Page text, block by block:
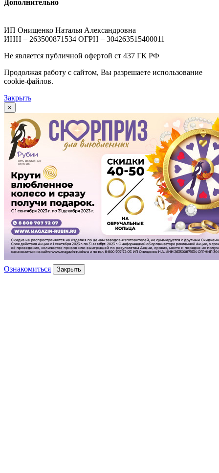
Дополнительно
ИП Онищенко Наталья Александровна
ИНН – 263500871534 ОГРН – 304263515400011
Не является публичной офертой ст 437 ГК РФ
Продолжая работу с сайтом, Вы разрешаете использование
cookie-файлов.
Закрыть
×
Ознакомиться Закрыть